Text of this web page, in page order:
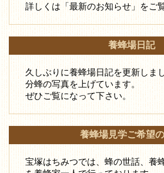
詳しくは「最新のお知らせ」をご
養蜂場日記
久しぶりに養蜂場日記を更新しま
分蜂の写真を上げています。
ぜひご覧になって下さい。
養蜂場見学ご希望
宝塚はちみつでは、蜂の世話、養